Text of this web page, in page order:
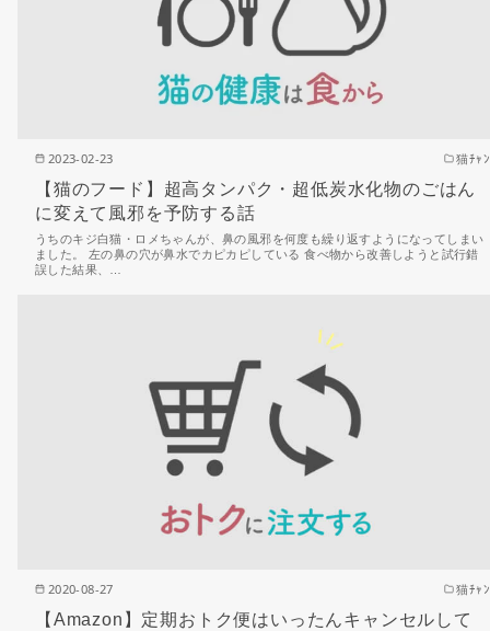
2023-02-23 猫ﾁｬﾝ
【猫のフード】超高タンパク・超低炭水化物のごはん
に変えて風邪を予防する話
うちのキジ白猫・ロメちゃんが、鼻の風邪を何度も繰り返すようになってしまい
ました。 左の鼻の穴が鼻水でカピカピしている 食べ物から改善しようと試行錯
誤した結果、…
2020-08-27 猫ﾁｬﾝ
【Amazon】定期おトク便はいったんキャンセルして